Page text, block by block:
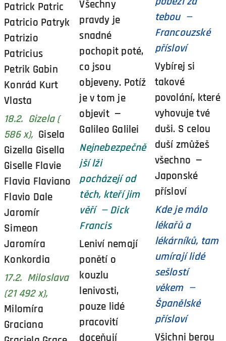
Patrick Patric
Patricio Patryk
Patrizio
Patricius
Petrik Gabin
Konrád Kurt
Vlasta
18.2. Gizela (
586 x), Gisela
Gizella Gisella
Giselle Flavie
Flavia Flaviano
Flavio Dale
Jaromír
Simeon
Jaromíra
Konkordia
17.2. Miloslava
(21 492 x),
Milomíra
Graciana
Všechny
pravdy je
snadné
pochopit poté,
co jsou
objeveny. Potíž
je v tom je
objevit —
Galileo Galilei
Nejnebezpečně
jší lži
pocházejí od
těch, kteří jim
věří — Dick
Francis
Leniví nemají
ponětí o
kouzlu
lenivosti,
pouze lidé
pracovití
doceňují
tebou —
Francouzské
přísloví
Vybírej si
takové
povolání, které
vyhovuje tvé
duši. S celou
duší zmůžeš
všechno —
Japonské
přísloví
Kde je málo
lékařů a
lékárníků, tam
umírají lidé
sešlostí
věkem —
Španělské
přísloví
Všichni berou